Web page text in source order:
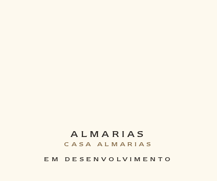
ALMARIAS
CASA ALMARIAS
EM DESENVOLVIMENTO